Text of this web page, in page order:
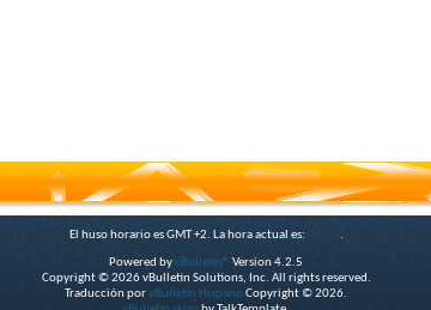
El huso horario es GMT +2. La hora actual es: 07:02.
Powered byvBulletin® Version 4.2.5
Copyright © 2026 vBulletin Solutions, Inc. All rights reserved.
Traducción porvBulletin Hispano Copyright © 2026.